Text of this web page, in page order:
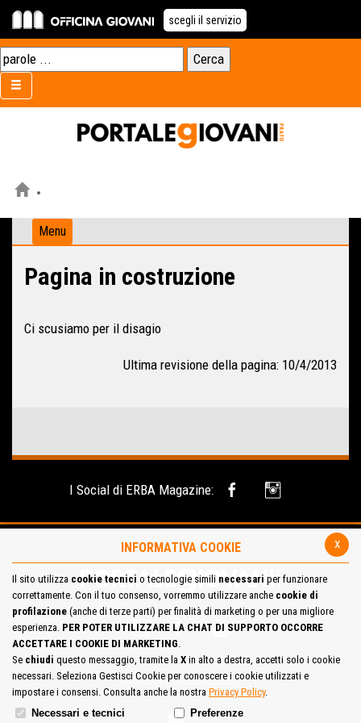
scegli il servizio
Menu
Pagina in costruzione
Ci scusiamo per il disagio
Ultima revisione della pagina: 10/4/2013
I Social di ERBA Magazine:
Site Map Cookie Policy
x
INFORMATIVA COOKIE
Il sito utilizza cookie tecnici o tecnologie simili necessari per funzionare
correttamente. Con il tuo consenso, vorremmo utilizzare anche cookie di
profilazione (anche di terze parti) per finalità di marketing o per una migliore
esperienza. PER POTER UTILIZZARE LA CHAT DI SUPPORTO OCCORRE
ACCETTARE I COOKIE DI MARKETING.
Se chiudi questo messaggio, tramite la X in alto a destra, accetti solo i cookie
necessari. Seleziona Gestisci Cookie per conoscere i cookie utilizzati e
impostare i consensi. Consulta anche la nostra Privacy Policy.
Necessari e tecnici
Preferenze